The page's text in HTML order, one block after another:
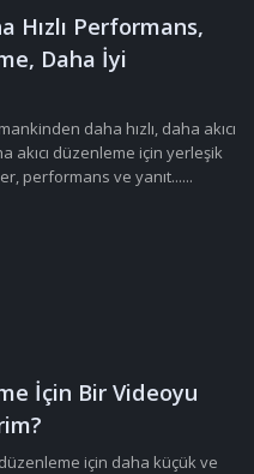
Hızlı Performans,
Daha İyi
daha hızlı, daha akıcı
akıcı düzenleme için yerleşik
performans ve yanıt......
İçin Bir Videoyu
için daha küçük ve